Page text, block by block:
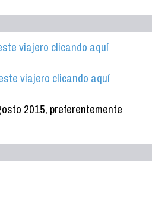
viajero clicando aquí
viajero clicando aquí